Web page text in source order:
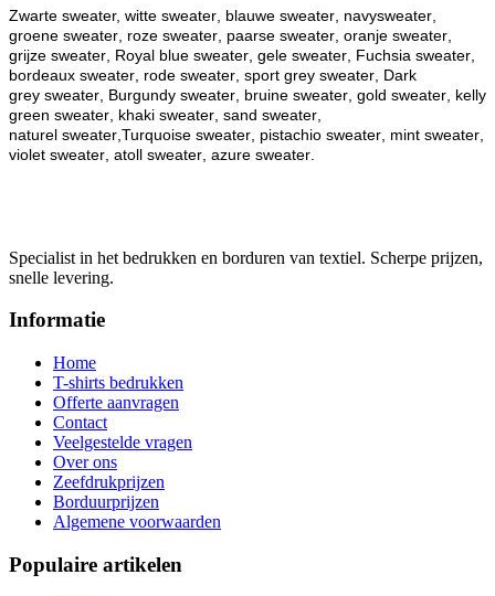
Zwarte sweater, witte sweater , blauwe sweater , navysweater
groene sweater , roze sweater , paarse sweater , oranje sweater
grijze sweater , Royal blue sweater , gele sweater , Fuchsia sweater
bordeaux sweater , rode sweater , sport grey sweater , Dark
grey sweater , Burgundy sweater , bruine sweater , gold sweater , kelly
green sweater , khaki sweater , sand sweater
naturel sweater ,Turquoise sweater , pistachio sweater , mint sweater
violet sweater , atoll sweater , azure sweater
Specialist in het bedrukken en borduren van textiel. Scherpe prijzen,
snelle levering.
Informatie
Home
T-shirts bedrukken
Offerte aanvragen
Contact
Veelgestelde vragen
Over ons
Zeefdrukprijzen
Borduurprijzen
Algemene voorwaarden
Populaire artikelen